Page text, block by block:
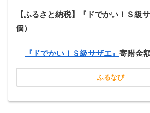
【ふるさと納税】『ドでかい！Ｓ級
個）
『ドでかい！Ｓ級サザエ』 寄附金
ふるなび